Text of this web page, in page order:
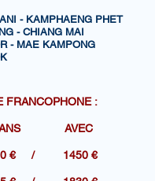
- KAMPHAENG PHET
- CHIANG MAI
- MAE KAMPONG
FRANCOPHONE :
€ / 1450 €